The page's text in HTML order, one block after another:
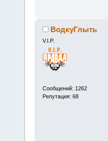
ВодкуГлыть
V.I.P.
Сообщений: 1262
Репутация: 68